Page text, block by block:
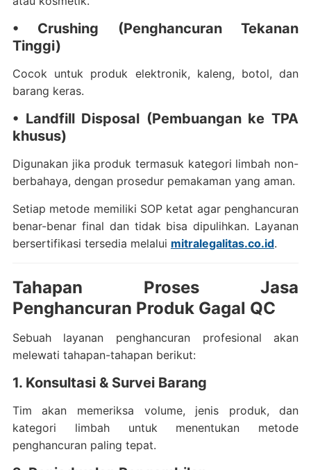
• Crushing (Penghancuran Tekanan
Tinggi)
Cocok untuk produk elektronik, kaleng, botol, dan
barang keras.
• Landfill Disposal (Pembuangan ke TPA
khusus)
Digunakan jika produk termasuk kategori limbah non-
berbahaya, dengan prosedur pemakaman yang aman.
Setiap metode memiliki SOP ketat agar penghancuran
benar-benar final dan tidak bisa dipulihkan. Layanan
bersertifikasi tersedia melalui mitralegalitas.co.id.
Tahapan Proses Jasa
Penghancuran Produk Gagal QC
Sebuah layanan penghancuran profesional akan
melewati tahapan-tahapan berikut:
1. Konsultasi & Survei Barang
Tim akan memeriksa volume, jenis produk, dan
kategori limbah untuk menentukan metode
penghancuran paling tepat.